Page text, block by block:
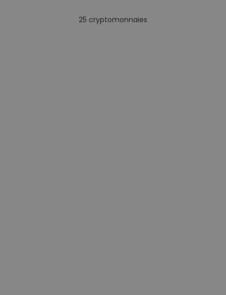
25 cryptomonnaies